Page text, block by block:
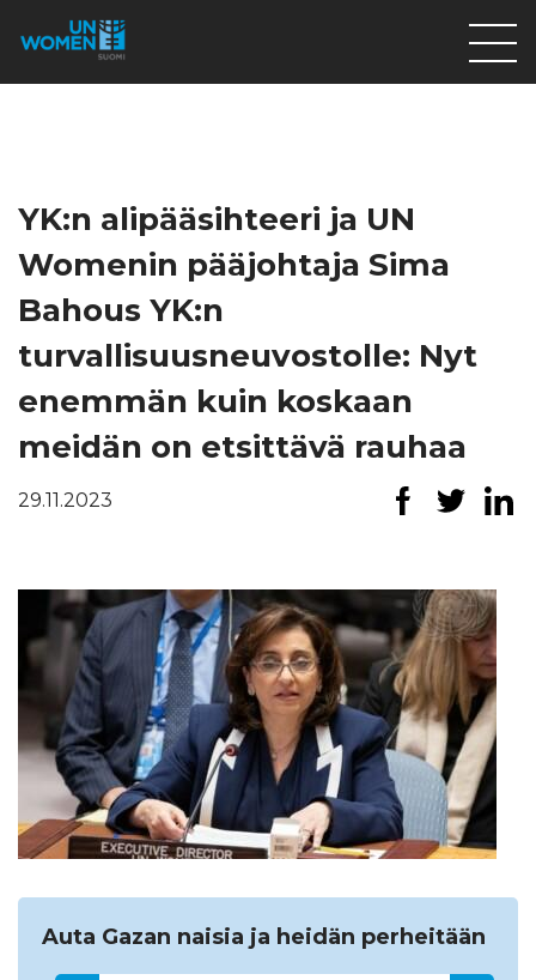
Mitä teemme
Tietoa meistä
På Svenska
Lahjoita
Etsi
YK:n alipääsihteeri ja UN
Womenin pääjohtaja Sima
Bahous YK:n
turvallisuusneuvostolle: Nyt
enemmän kuin koskaan
meidän on etsittävä rauhaa
29.11.2023
Auta Gazan naisia ja heidän perheitään